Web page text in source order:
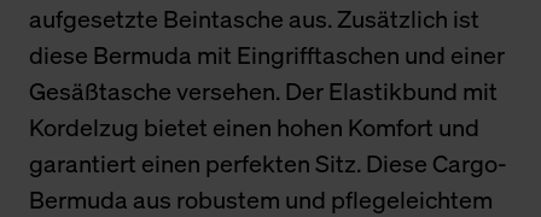
aufgesetzte Beintasche aus. Zusätzlich ist
diese Bermuda mit Eingrifftaschen und einer
Gesäßtasche versehen. Der Elastikbund mit
Kordelzug bietet einen hohen Komfort und
garantiert einen perfekten Sitz. Diese Cargo-
Bermuda aus robustem und pflegeleichtem